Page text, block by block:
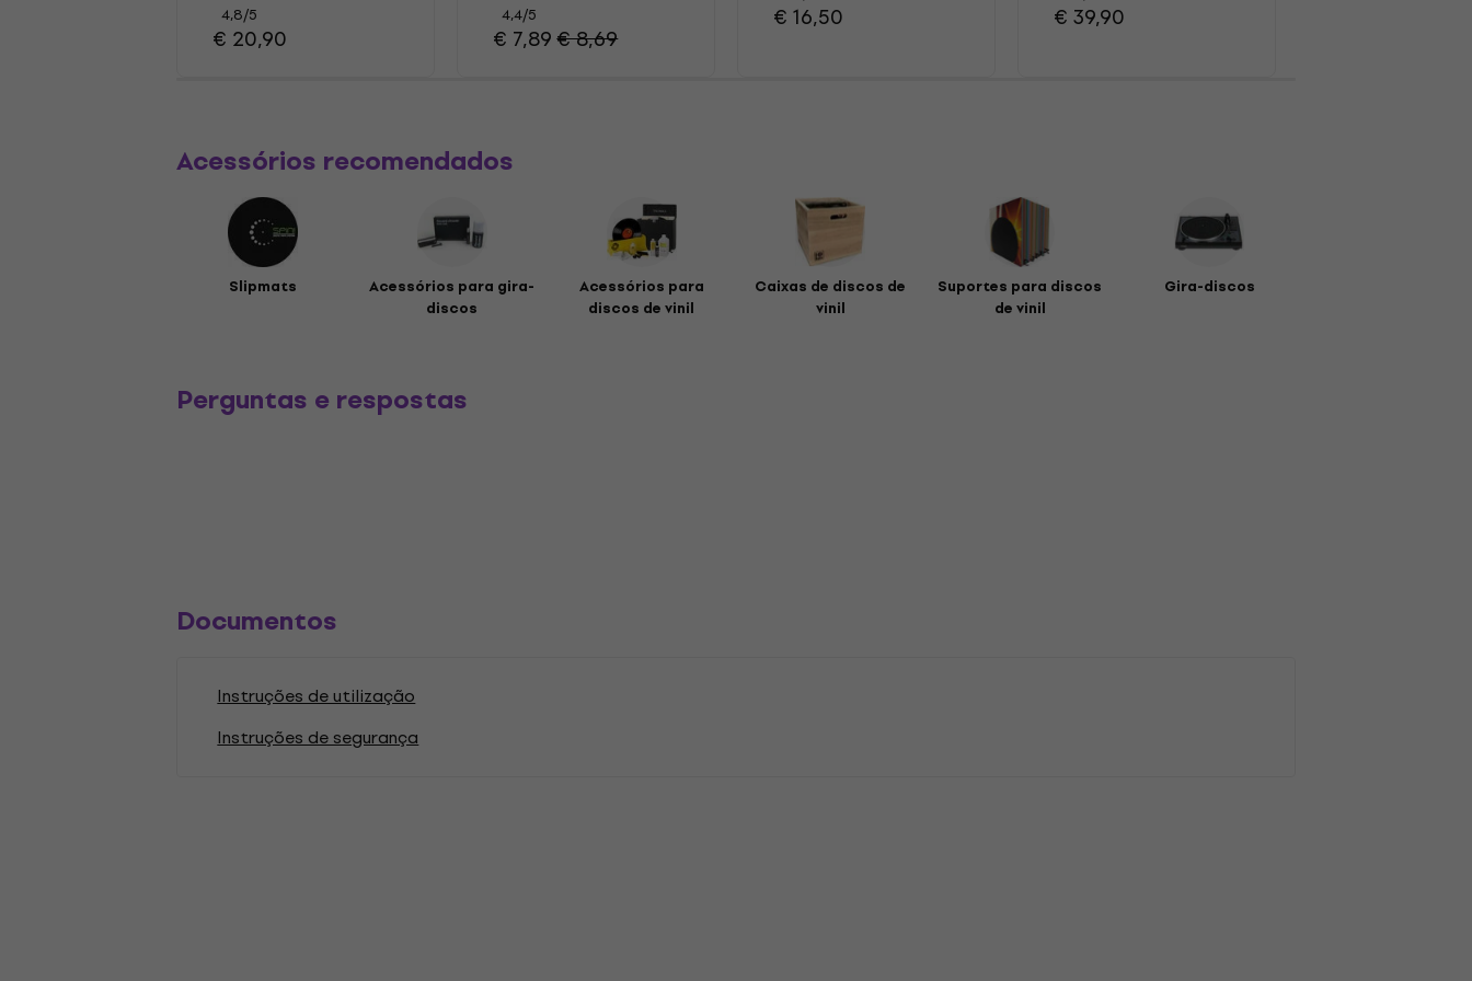
4,8/5
€ 20,90
4,4/5
€ 7,89€ 8,69
€ 16,50 € 39,90
Acessórios recomendados
Slipmats
Acessórios para gira-
discos
Acessórios para
discos de vinil
Caixas de discos de
vinil
Suportes para discos
de vinil
Gira-discos
Perguntas e respostas
Documentos
Instruções de utilização
Instruções de segurança